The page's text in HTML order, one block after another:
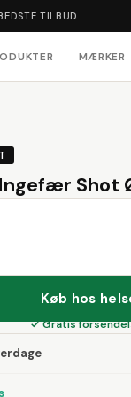
TILBUD
MÆRKER
Shot
Køb hos
✓ Gratis